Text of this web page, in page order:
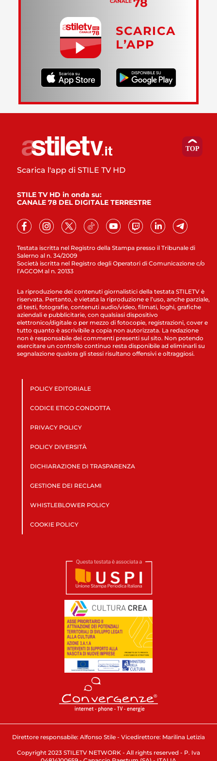
SCARICA
L’APP
Testata iscritta nel Registro della Stampa presso il Tribunale di
Salerno al n. 34/2009
Società iscritta nel Registro degli Operatori di Comunicazione c/o
l’AGCOM al n. 20133
Scarica l'app di STILE TV HD
STILE TV HD in onda su:
CANALE 78 DEL DIGITALE TERRESTRE
La riproduzione dei contenuti giornalistici della testata STILETV è
riservata. Pertanto, è vietata la riproduzione e l’uso, anche parziale,
di testi, fotografie, contenuti audio/video, filmati, loghi, grafiche
aziendali e pubblicitarie, con qualsiasi dispositivo
elettronico/digitale o per mezzo di fotocopie, registrazioni, cover e
tutto quanto è ascrivibile a copia non autorizzata. La redazione
non è responsabile dei commenti presenti sul sito. Non potendo
esercitare un controllo continuo resta disponibile ad eliminarli su
segnalazione qualora gli stessi risultano offensivi e oltraggiosi.
POLICY EDITORIALE
CODICE ETICO CONDOTTA
PRIVACY POLICY
POLICY DIVERSITÀ
DICHIARAZIONE DI TRASPARENZA
GESTIONE DEI RECLAMI
WHISTLEBLOWER POLICY
COOKIE POLICY
Direttore responsabile: Alfonso Stile - Vicedirettore: Marilina Letizia
Copyright 2023 STILETV NETWORK - All rights reserved - P. Iva